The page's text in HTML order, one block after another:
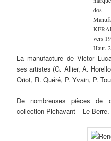
dos –
vers
Haut.
La manufacture de Victor
ses artistes (G. Allier, A.
Oriot, R. Quéré, P. Yvain, P.
De nombreuses pièces de
collection Pichavant – Le Berre.